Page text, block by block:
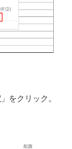
」をクリック。